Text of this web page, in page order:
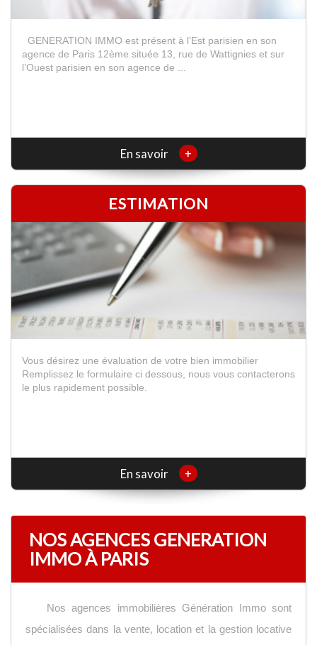
GENERATION IMMO est présent à l’Est parisien en son
agence de Paris 12ème située 13, rue de Wattignies et sur
l’Ouest parisien en son agence de ...
En savoir +
ESTIMATION
Vous désirez une évaluation de votre bien immobilier
Remplissez le formulaire ci dessous, nous vous contacterons
le plus rapidement possible.
En savoir +
NOS AGENCES GENERATION
IMMO À PARIS
Nos agences immobilières Génération Immo sont
spécialisées dans la vente, location et la gestion locative